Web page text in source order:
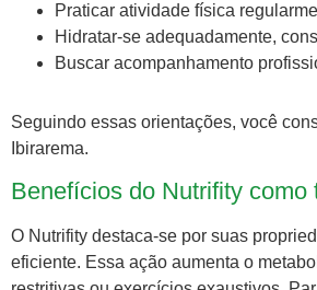
Praticar atividade física
Hidratar-se adequadamente,
Buscar acompanhamento
Seguindo essas orientações, você
Ibirarema.
Benefícios do Nutrifity como
O Nutrifity destaca-se por suas
eficiente. Essa ação aumenta o